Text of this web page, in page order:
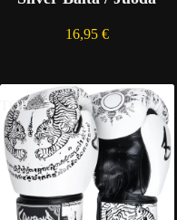
16,95 €
TOP